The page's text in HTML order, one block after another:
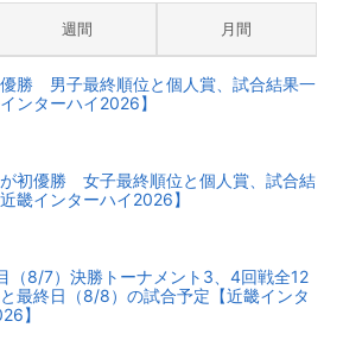
週間 月間
勝 男子最終順位と個人賞、試合結果一
ンターハイ2026】
初優勝 女子最終順位と個人賞、試合結
畿インターハイ2026】
（8/7）決勝トーナメント3、4回戦全12
最終日（8/8）の試合予定【近畿インタ
】